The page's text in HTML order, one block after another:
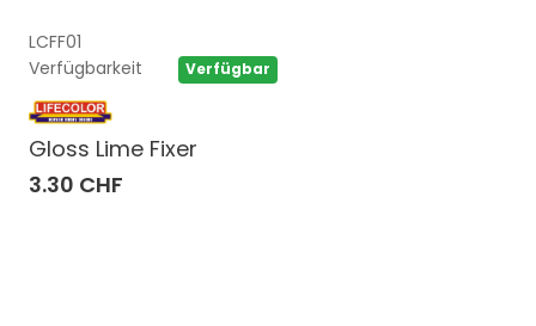
LCFF01
Verfügbarkeit
Verfügbar
Gloss Lime Fixer
3.30 CHF